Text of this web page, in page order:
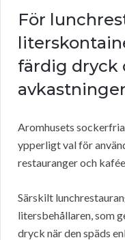
För
färdig dryck
Aromhusets
ypperligt val för
restauranger och
Särskilt
litersbehållaren, som
dryck när den späds